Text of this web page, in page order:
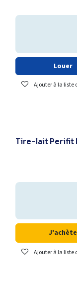
Louer
Ajouter à la liste
Tire-lait Perifit
J'achète
Ajouter à la liste